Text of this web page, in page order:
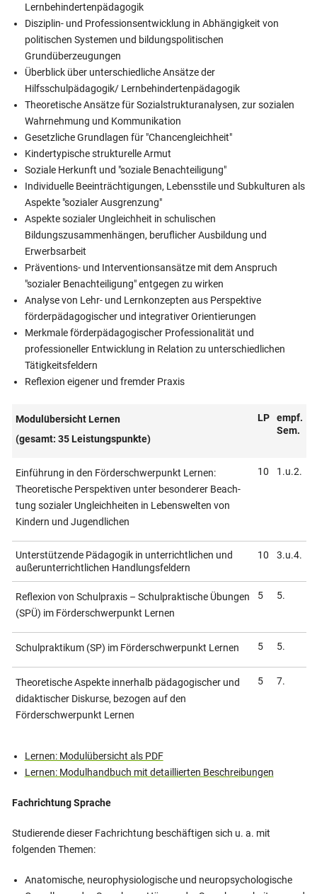
Lernbehindertenpädagogik
Disziplin- und Professionsentwicklung in Abhängigkeit von
politischen Systemen und bildungspolitischen
Grundüberzeugungen
Überblick über unterschiedliche Ansätze der
Hilfsschulpädagogik/ Lernbehindertenpädagogik
Theoretische Ansätze für Sozialstrukturanalysen, zur sozialen
Wahrnehmung und Kommunikation
Gesetzliche Grundlagen für "Chancengleichheit"
Kindertypische strukturelle Armut
Soziale Herkunft und "soziale Benachteiligung"
Individuelle Beeinträchtigungen, Lebensstile und Subkulturen als
Aspekte "sozialer Ausgrenzung"
Aspekte sozialer Ungleichheit in schulischen
Bildungszusammenhängen, beruflicher Ausbildung und
Erwerbsarbeit
Präventions- und Interventionsansätze mit dem Anspruch
"sozialer Benachteiligung" entgegen zu wirken
Analyse von Lehr- und Lernkonzepten aus Perspektive
förderpädagogischer und integrativer Orientierungen
Merkmale förderpädagogischer Professionalität und
professioneller Entwicklung in Relation zu unterschiedlichen
Tätigkeitsfeldern
Reflexion eigener und fremder Praxis
Modulübersicht Lernen
(gesamt: 35 Leistungspunkte)
LP
empf.
Sem.
Einführung in den Förderschwer­punkt Lernen:
Theoretische Pers­pek­tiven unter besonderer Beach­
tung sozialer Ungleichheiten in Lebens­welten von
Kindern und Jugend­lichen
10 1.u.2.
Unterstützende Pädagogik in unterrichtlichen und
außerunterrichtlichen Handlungsfeldern
10 3.u.4.
Reflexion von Schulpraxis – Schulpraktische Übungen
(SPÜ) im Förderschwerpunkt Lernen
5 5.
Schulpraktikum (SP) im Förder­schwerpunkt Lernen 5 5.
Theoretische Aspekte innerhalb pädagogischer und
didaktischer Diskurse, bezogen auf den
Förderschwerpunkt Lernen
5 7.
Lernen: Modulübersicht als PDF
Lernen: Modulhandbuch mit detaillierten Beschreibungen
Fachrichtung Sprache
Studierende dieser Fachrichtung beschäftigen sich u. a. mit
folgenden Themen:
Anatomische, neurophysiologische und neuropsychologische